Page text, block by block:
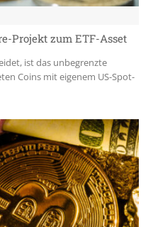
Projekt zum ETF-Asset
ist das unbegrenzte
Coins mit eigenem US-Spot-